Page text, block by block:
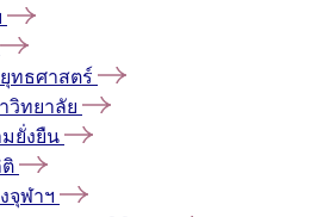
ทธศาสตร์
ทยาลัย
ยั่งยืน
จุฬาฯ